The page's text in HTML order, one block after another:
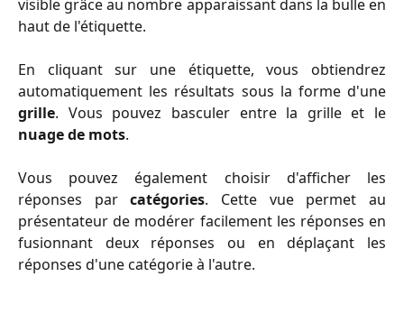
visible grâce au nombre apparaissant dans la bulle en
haut de l'étiquette.
En cliquant sur une étiquette, vous obtiendrez
automatiquement les résultats sous la forme d'une
grille. Vous pouvez basculer entre la grille et le
nuage de mots.
Vous pouvez également choisir d'afficher les
réponses parcatégories. Cette vue permet au
présentateur de modérer facilement les réponses en
fusionnant deux réponses ou en déplaçant les
réponses d'une catégorie à l'autre.